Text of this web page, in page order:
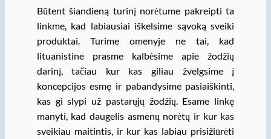
Būtent šiandieną turinį norėtume pakreipti ta
linkme, kad labiausiai iškelsime sąvoką sveiki
produktai. Turime omenyje ne tai, kad
lituanistine prasme kalbėsime apie žodžių
darinį, tačiau kur kas giliau žvelgsime į
koncepcijos esmę ir pabandysime pasiaiškinti,
kas gi slypi už pastarųjų žodžių. Esame linkę
manyti, kad daugelis asmenų norėtų ir kur kas
sveikiau maitintis, ir kur kas labiau prisižiūrėti